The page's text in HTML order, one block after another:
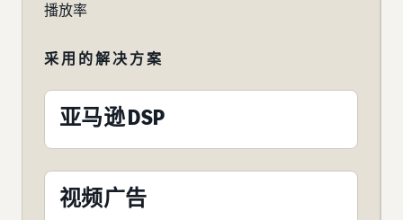
播放率
采用的解决方案
亚马逊 DSP
视频广告